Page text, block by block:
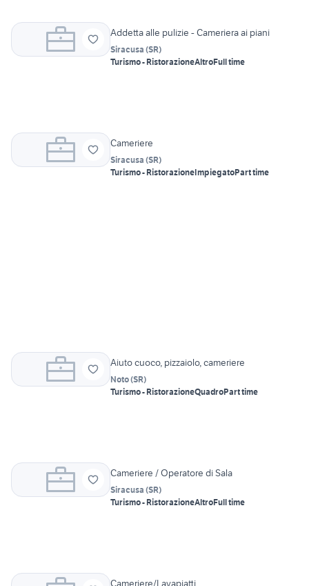
Addetta alle pulizie - Cameriera ai piani
Siracusa (SR)
Turismo - RistorazioneAltroFull time
Cameriere
Siracusa (SR)
Turismo - RistorazioneImpiegatoPart time
Aiuto cuoco, pizzaiolo, cameriere
Noto(SR)
Turismo - RistorazioneQuadroPart time
Cameriere / Operatore di Sala
Siracusa (SR)
Turismo - RistorazioneAltroFull time
Cameriere/Lavapiatti